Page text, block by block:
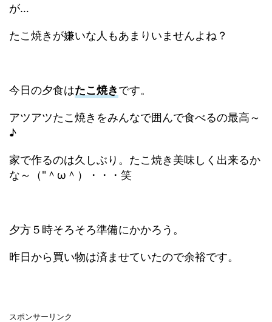
が…
たこ焼きが嫌いな人もあまりいませんよね？
今日の夕食はたこ焼きです。
アツアツたこ焼きをみんなで囲んで食べるの最高～
♪
家で作るのは久しぶり。たこ焼き美味しく出来るか
な～（"＾ω＾）・・・笑
夕方５時そろそろ準備にかかろう。
昨日から買い物は済ませていたので余裕です。
スポンサーリンク